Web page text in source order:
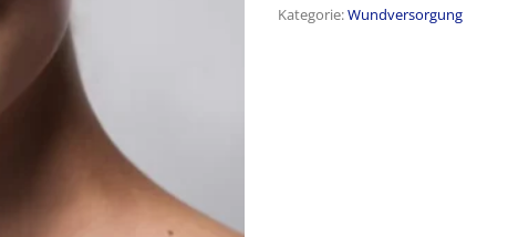
Kategorie:Wundversorgung